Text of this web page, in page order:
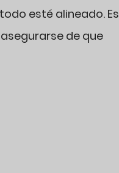
esté alineado. Es
de que